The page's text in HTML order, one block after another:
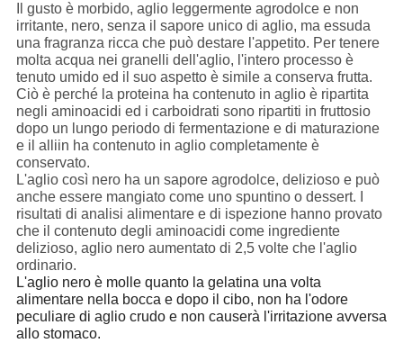
Il gusto è morbido, aglio leggermente agrodolce e non
irritante, nero, senza il sapore unico di aglio, ma essuda
una fragranza ricca che può destare l'appetito. Per tenere
molta acqua nei granelli dell'aglio, l'intero processo è
tenuto umido ed il suo aspetto è simile a conserva frutta.
Ciò è perché la proteina ha contenuto in aglio è ripartita
negli aminoacidi ed i carboidrati sono ripartiti in fruttosio
dopo un lungo periodo di fermentazione e di maturazione
e il alliin ha contenuto in aglio completamente è
conservato.
L'aglio così nero ha un sapore agrodolce, delizioso e può
anche essere mangiato come uno spuntino o dessert. I
risultati di analisi alimentare e di ispezione hanno provato
che il contenuto degli aminoacidi come ingrediente
delizioso, aglio nero aumentato di 2,5 volte che l'aglio
ordinario.
L'aglio nero è molle quanto la gelatina una volta
alimentare nella bocca e dopo il cibo, non ha l'odore
peculiare di aglio crudo e non causerà l'irritazione avversa
allo stomaco.